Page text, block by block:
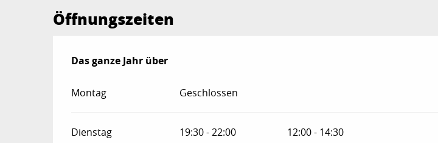
Öffnungszeiten
Das ganze Jahr über
Das ganze Jahr über
Montag Geschlossen
Dienstag 19:30 - 22:00 12:00 - 14:30